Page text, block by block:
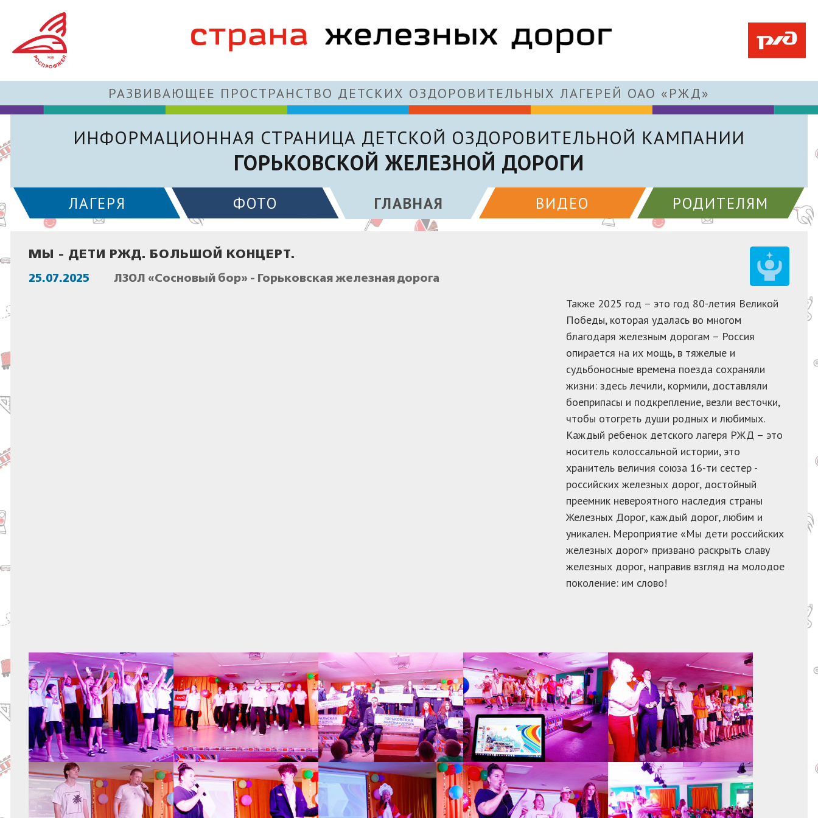
РАЗВИВАЮЩЕЕ ПРОСТРАНСТВО ДЕТСКИХ ОЗДОРОВИТЕЛЬНЫХ ЛАГЕРЕЙ ОАО «РЖД»
ИНФОРМАЦИОННАЯ СТРАНИЦА ДЕТСКОЙ ОЗДОРОВИТЕЛЬНОЙ КАМПАНИИ
ГОРЬКОВСКОЙ ЖЕЛЕЗНОЙ ДОРОГИ
ЛАГЕРЯ ФОТО ГЛАВНАЯ ВИДЕО РОДИТЕЛЯМ
МЫ - ДЕТИ РЖД. БОЛЬШОЙ КОНЦЕРТ.
25.07.2025 ЛЗОЛ «Сосновый бор» - Горьковская железная дорога
Также 2025 год – это год 80-летия Великой
Победы, которая удалась во многом
благодаря железным дорогам – Россия
опирается на их мощь, в тяжелые и
судьбоносные времена поезда сохраняли
жизни: здесь лечили, кормили, доставляли
боеприпасы и подкрепление, везли весточки,
чтобы отогреть души родных и любимых.
Каждый ребенок детского лагеря РЖД – это
носитель колоссальной истории, это
хранитель величия союза 16-ти сестер -
российских железных дорог, достойный
преемник невероятного наследия страны
Железных Дорог, каждый дорог, любим и
уникален. Мероприятие «Мы дети российских
железных дорог» призвано раскрыть славу
железных дорог, направив взгляд на молодое
поколение: им слово!